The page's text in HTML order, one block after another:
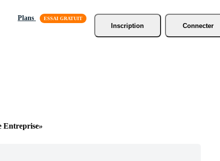
Plans
Inscription
Connecter
Entreprise